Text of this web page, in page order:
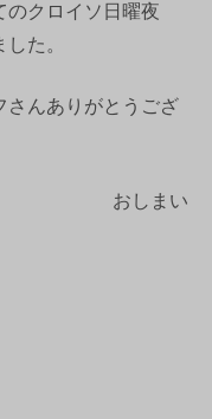
のクロイソ日曜夜
た。
さんありがとうござ
おしまい